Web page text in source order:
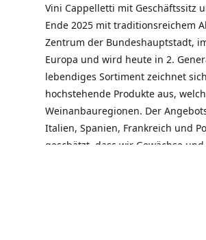
Vini Cappelletti mit Geschäftssitz
Ende 2025 mit traditionsreichem
Zentrum der Bundeshauptstadt,
Europa und wird heute in 2.
lebendiges Sortiment zeichnet
hochstehende Produkte aus,
Weinanbauregionen. Der
Italien, Spanien, Frankreich und
geschätzt, dass wir Gewächse